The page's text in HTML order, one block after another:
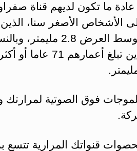
ما تكون لديهم قناة
الأشخاص الأصغر سنا،
20 عاما أو أقل، يبلغ متوسط العرض 2.8
الأشخاص المسنين، الذين
فوق الصوتية
قنواتك المرارية تتسع